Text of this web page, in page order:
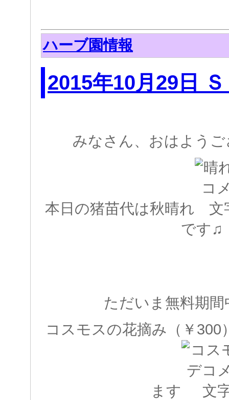
ハーブ園情報
2015年10月29日
みなさん、おはよう
本日の猪苗代は秋晴れ
です♫
ただいま無料期
コスモスの花摘み（￥300
ます